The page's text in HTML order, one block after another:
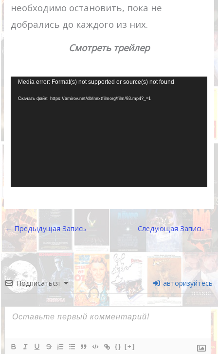
необходимо остановить, пока не
добрались до каждого из них.
Смотреть трейлер
Видеоплеер
Media error: Format(s) not supported or source(s) not found
Скачать файл: https://amirov.net/db/nextfilmorg/film/93.mp4?_=1
← Предыдущая Запись Следующая Запись →
Подписаться авторизуйтесь
{} [+]